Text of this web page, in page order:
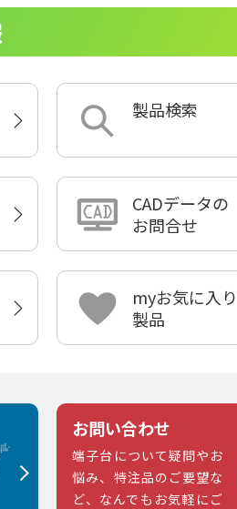
製品検索
CADデータの
お問合せ
myお気に入り
製品
お問い合わせ
端子台について疑問やお
悩み、特注品のご要望な
ど、なんでもお気軽にご